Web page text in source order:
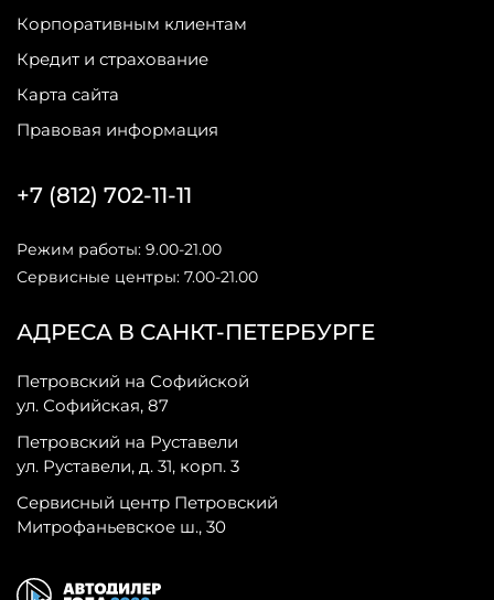
Корпоративным клиентам
Кредит и страхование
Карта сайта
Правовая информация
АДРЕСА В САНКТ-ПЕТЕРБУРГЕ
Петровский на Софийской
ул. Софийская, 87
Петровский на Руставели
ул. Руставели, д. 31, корп. 3
Сервисный центр Петровский
Митрофаньевское ш., 30
+7 (812) 702-11-11
Режим работы: 9.00-21.00
Сервисные центры: 7.00-21.00